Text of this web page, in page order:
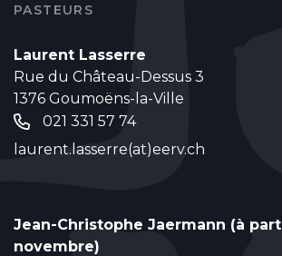
PASTEURS
Laurent Lasserre
Rue du Château-Dessus 3
1376 Goumoëns-la-Ville
021 331 57 74
laurent.lasserre(at)eerv.ch
Jean-Christophe Jaermann (à
novembre)